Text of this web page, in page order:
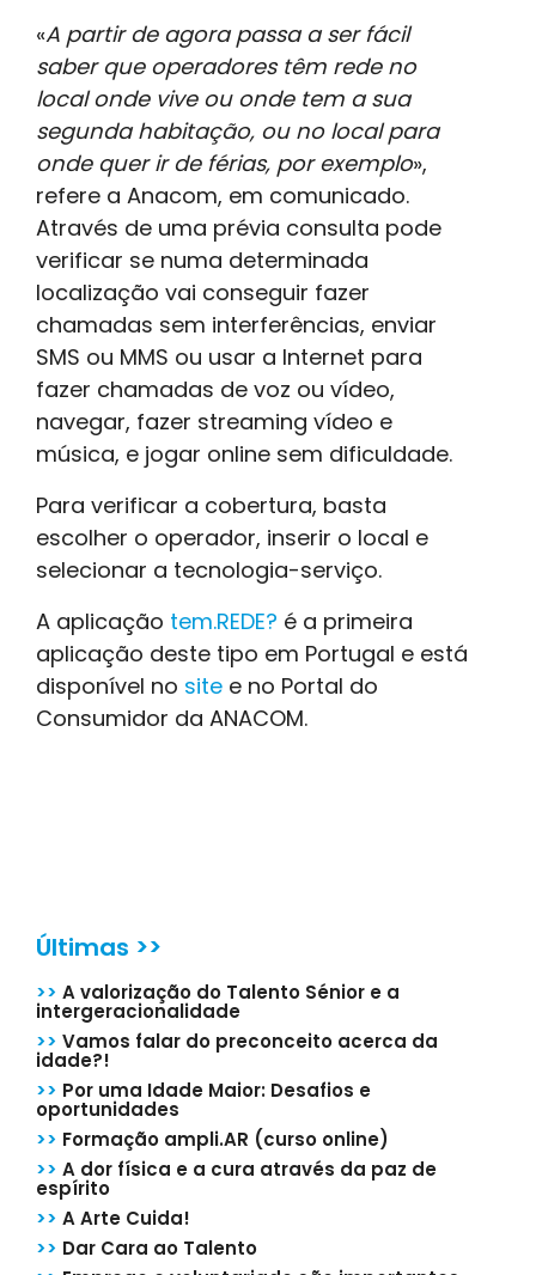
«A partir de agora passa a ser fácil
saber que operadores têm rede no
local onde vive ou onde tem a sua
segunda habitação, ou no local para
onde quer ir de férias, por exemplo»,
refere a Anacom, em comunicado.
Através de uma prévia consulta pode
verificar se numa determinada
localização vai conseguir fazer
chamadas sem interferências, enviar
SMS ou MMS ou usar a Internet para
fazer chamadas de voz ou vídeo,
navegar, fazer streaming vídeo e
música, e jogar online sem dificuldade.
Para verificar a cobertura, basta
escolher o operador, inserir o local e
selecionar a tecnologia-serviço.
A aplicação tem.REDE? é a primeira
aplicação deste tipo em Portugal e está
disponível no site e no Portal do
Consumidor da ANACOM.
Últimas >>
>> A valorização do Talento Sénior e a
intergeracionalidade
>> Vamos falar do preconceito acerca da
idade?!
>> Por uma Idade Maior: Desafios e
oportunidades
>> Formação ampli.AR (curso online)
>> A dor física e a cura através da paz de
espírito
>> A Arte Cuida!
>> Dar Cara ao Talento